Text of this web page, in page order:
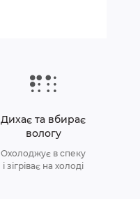
Дихає та вбирає
вологу
Охолоджує в спеку
і зігріває на холоді